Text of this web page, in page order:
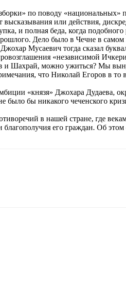
по поводу
высказывания или действия,
и полная беда, когда
Дело было в Чечне в
Мусаевич тогда сказал
«независимой
и Шахрай, можно ужиться? Мы
что Николай Егоров в
«князя» Джохара
бы никакого чеченского
в нашей стране, где
благополучия его граждан. Об